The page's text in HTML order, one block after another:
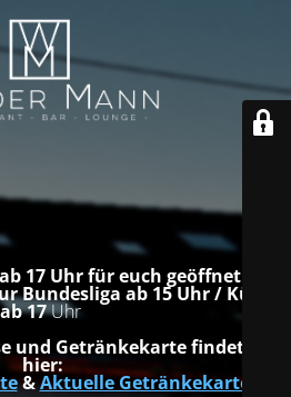
17 Uhr für euch geöffnet.
Bundesliga ab 15 Uhr / Küche
ab 17Uhr
und Getränkekarte findet ihr
hier:
&Aktuelle Getränkekarte